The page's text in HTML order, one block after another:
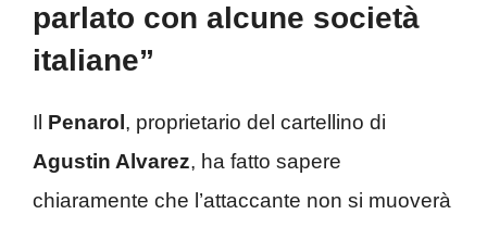
parlato con alcune società
italiane”
Il Penarol , proprietario del cartellino di
Agustin Alvarez, ha fatto sapere
chiaramente che l’attaccante non si muoverà